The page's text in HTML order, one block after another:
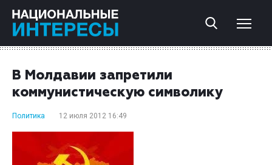
В Молдавии запретили
коммунистическую символику
Политика 12 июля 2012 16:49